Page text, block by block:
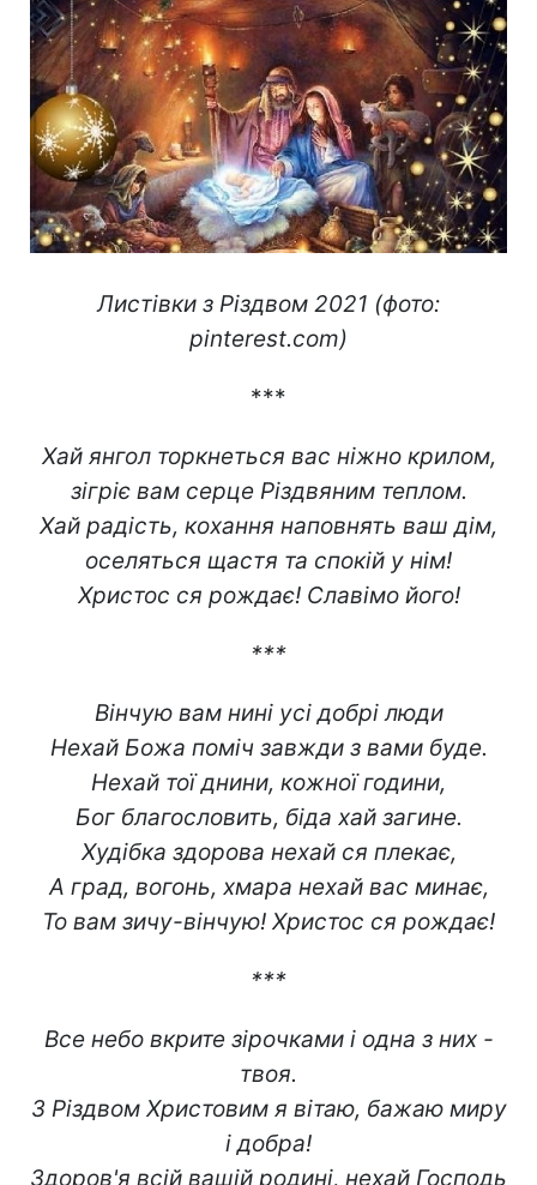
Листівки з Різдвом 2021 (фото:
pinterest.com)
***
Хай янгол торкнеться вас ніжно крилом,
зігріє вам серце Різдвяним теплом.
Хай радість, кохання наповнять ваш дім,
оселяться щастя та спокій у нім!
Христос ся рождає! Славімо його!
***
Вінчую вам нині усі добрі люди
Нехай Божа поміч завжди з вами буде.
Нехай тої днини, кожної години,
Бог благословить, біда хай загине.
Худібка здорова нехай ся плекає,
А град, вогонь, хмара нехай вас минає,
То вам зичу-вінчую! Христос ся рождає!
***
Все небо вкрите зірочками і одна з них -
твоя.
З Різдвом Христовим я вітаю, бажаю миру
і добра!
Здоров'я всій вашій родині, нехай Господь